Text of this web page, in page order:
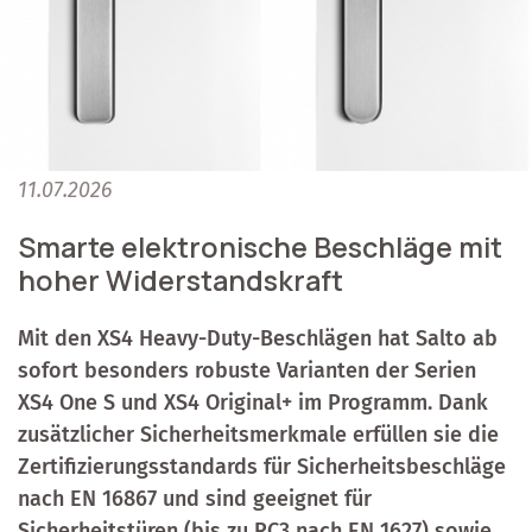
11.07.2026
Smarte elektronische Beschläge mit
hoher Widerstandskraft
Mit den XS4 Heavy-Duty-Beschlägen hat Salto ab
sofort besonders robuste Varianten der Serien
XS4 One S und XS4 Original+ im Programm. Dank
zusätzlicher Sicherheitsmerkmale erfüllen sie die
Zertifizierungsstandards für Sicherheitsbeschläge
nach EN 16867 und sind geeignet für